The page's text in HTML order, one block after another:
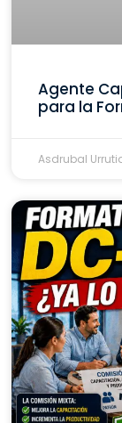
Agente
para la
Asdrubal